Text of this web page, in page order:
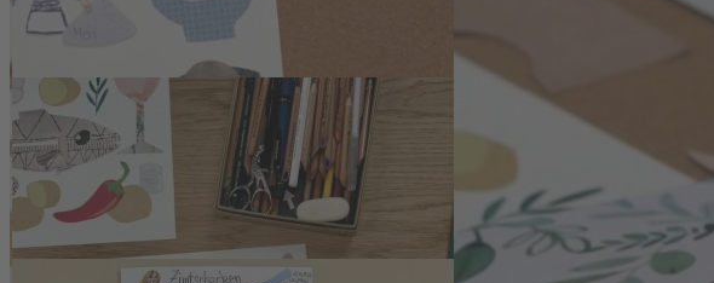
Deutsche Medien-Manufaktur GmbH & Co. KG
Hülsebrockstr. 2–8
48165 Münster
Deutschland
Telefon: +49 (0) 2501 801-6161
Montag–Freitag 8:00–20:00 Uhr
Samstag 8:00–13:00 Uhr
EU-Online-Plattform zur alternativen Streitbeilegung: